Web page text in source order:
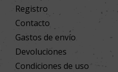
Registro
Contacto
Gastos de envío
Devoluciones
Condiciones de uso